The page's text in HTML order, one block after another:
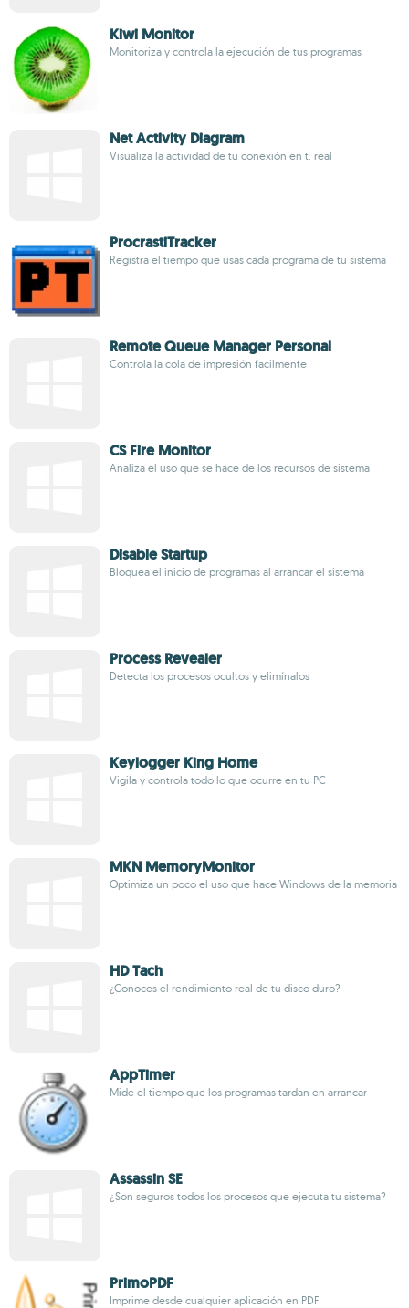
Kiwi Monitor
Monitoriza y controla la ejecución de tus programas
Net Activity Diagram
Visualiza la actividad de tu conexión en t. real
ProcrastiTracker
Registra el tiempo que usas cada programa de tu sistema
Remote Queue Manager Personal
Controla la cola de impresión facilmente
CS Fire Monitor
Analiza el uso que se hace de los recursos de sistema
Disable Startup
Bloquea el inicio de programas al arrancar el sistema
Process Revealer
Detecta los procesos ocultos y elimínalos
Keylogger King Home
Vigila y controla todo lo que ocurre en tu PC
MKN MemoryMonitor
Optimiza un poco el uso que hace Windows de la memoria
HD Tach
¿Conoces el rendimiento real de tu disco duro?
AppTimer
Mide el tiempo que los programas tardan en arrancar
Assassin SE
¿Son seguros todos los procesos que ejecuta tu sistema?
PrimoPDF
Imprime desde cualquier aplicación en PDF